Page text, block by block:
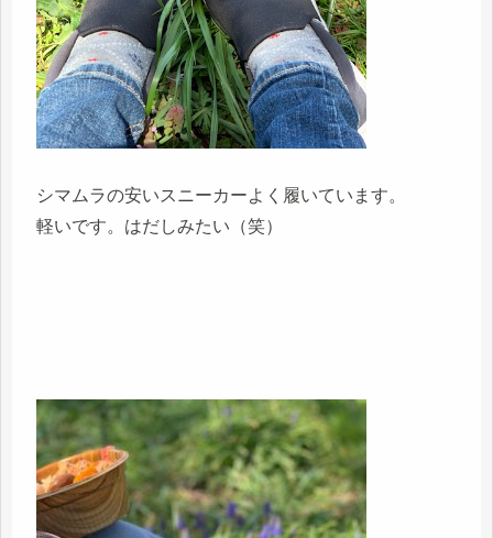
シマムラの安いスニーカーよく履いています。
軽いです。はだしみたい（笑）